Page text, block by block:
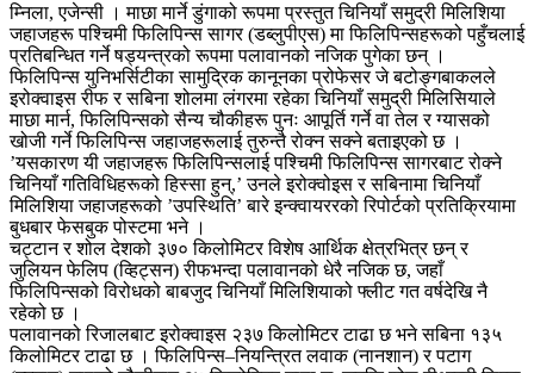
म्निला, एजेन्सी । माछा मार्ने डुंगाको रूपमा प्रस्तुत चिनियाँ समुद्री मिलिशिया
जहाजहरू पश्चिमी फिलिपिन्स सागर (डब्लुपीएस) मा फिलिपिन्सहरूको पहुँचलाई
प्रतिबन्धित गर्ने षड्यन्त्रको रूपमा पलावानको नजिक पुगेका छन् ।
फिलिपिन्स युनिभर्सिटीका सामुद्रिक कानूनका प्रोफेसर जे बटोङ्गबाकलले
इरोक्वाइस रीफ र सबिना शोलमा लंगरमा रहेका चिनियाँ समुद्री मिलिसियाले
माछा मार्न, फिलिपिन्सको सैन्य चौकीहरू पुनः आपूर्ति गर्ने वा तेल र ग्यासको
खोजी गर्ने फिलिपिन्स जहाजहरूलाई तुरुन्तै रोक्न सक्ने बताइएको छ ।
’यसकारण यी जहाजहरू फिलिपिन्सलाई पश्चिमी फिलिपिन्स सागरबाट रोक्ने
चिनियाँ गतिविधिहरूको हिस्सा हुन्,’ उनले इरोक्वोइस र सबिनामा चिनियाँ
मिलिशिया जहाजहरूको ’उपस्थिति’ बारे इन्क्वायररको रिपोर्टको प्रतिक्रियामा
बुधबार फेसबुक पोस्टमा भने ।
चट्टान र शोल देशको ३७० किलोमिटर विशेष आर्थिक क्षेत्रभित्र छन् र
जुलियन फेलिप (व्हिट्सन) रीफभन्दा पलावानको धेरै नजिक छ, जहाँ
फिलिपिन्सको विरोधको बाबजुद चिनियाँ मिलिशियाको फ्लीट गत वर्षदेखि नै
रहेको छ ।
पलावानको रिजालबाट इरोक्वाइस २३७ किलोमिटर टाढा छ भने सबिना १३५
किलोमिटर टाढा छ । फिलिपिन्स–नियन्त्रित लवाक (नानशान) र पटाग